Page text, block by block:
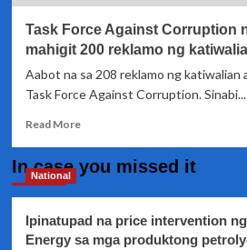
Task Force Against Corruption
mahigit 200 reklamo ng
Aabot na sa 208 reklamo ng katiwalian
Task Force Against Corruption. Sinabi...
Read MoreRead
Task
Corruption
nakatanggap
In case you missed it
National
Ipinatupad na price intervention
Energy sa mga produktong